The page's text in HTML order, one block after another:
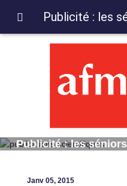
Publicité : les
Janv 05, 2015